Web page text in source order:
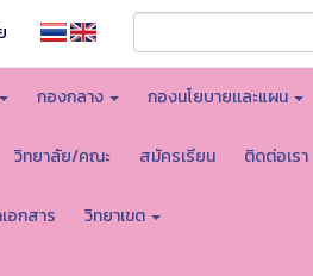
กองกลาง กองนโยบายเเละแผน
วิทยาลัย/คณะ สมัครเรียน ติดต่อเรา
อกสาร วิทยาเขต